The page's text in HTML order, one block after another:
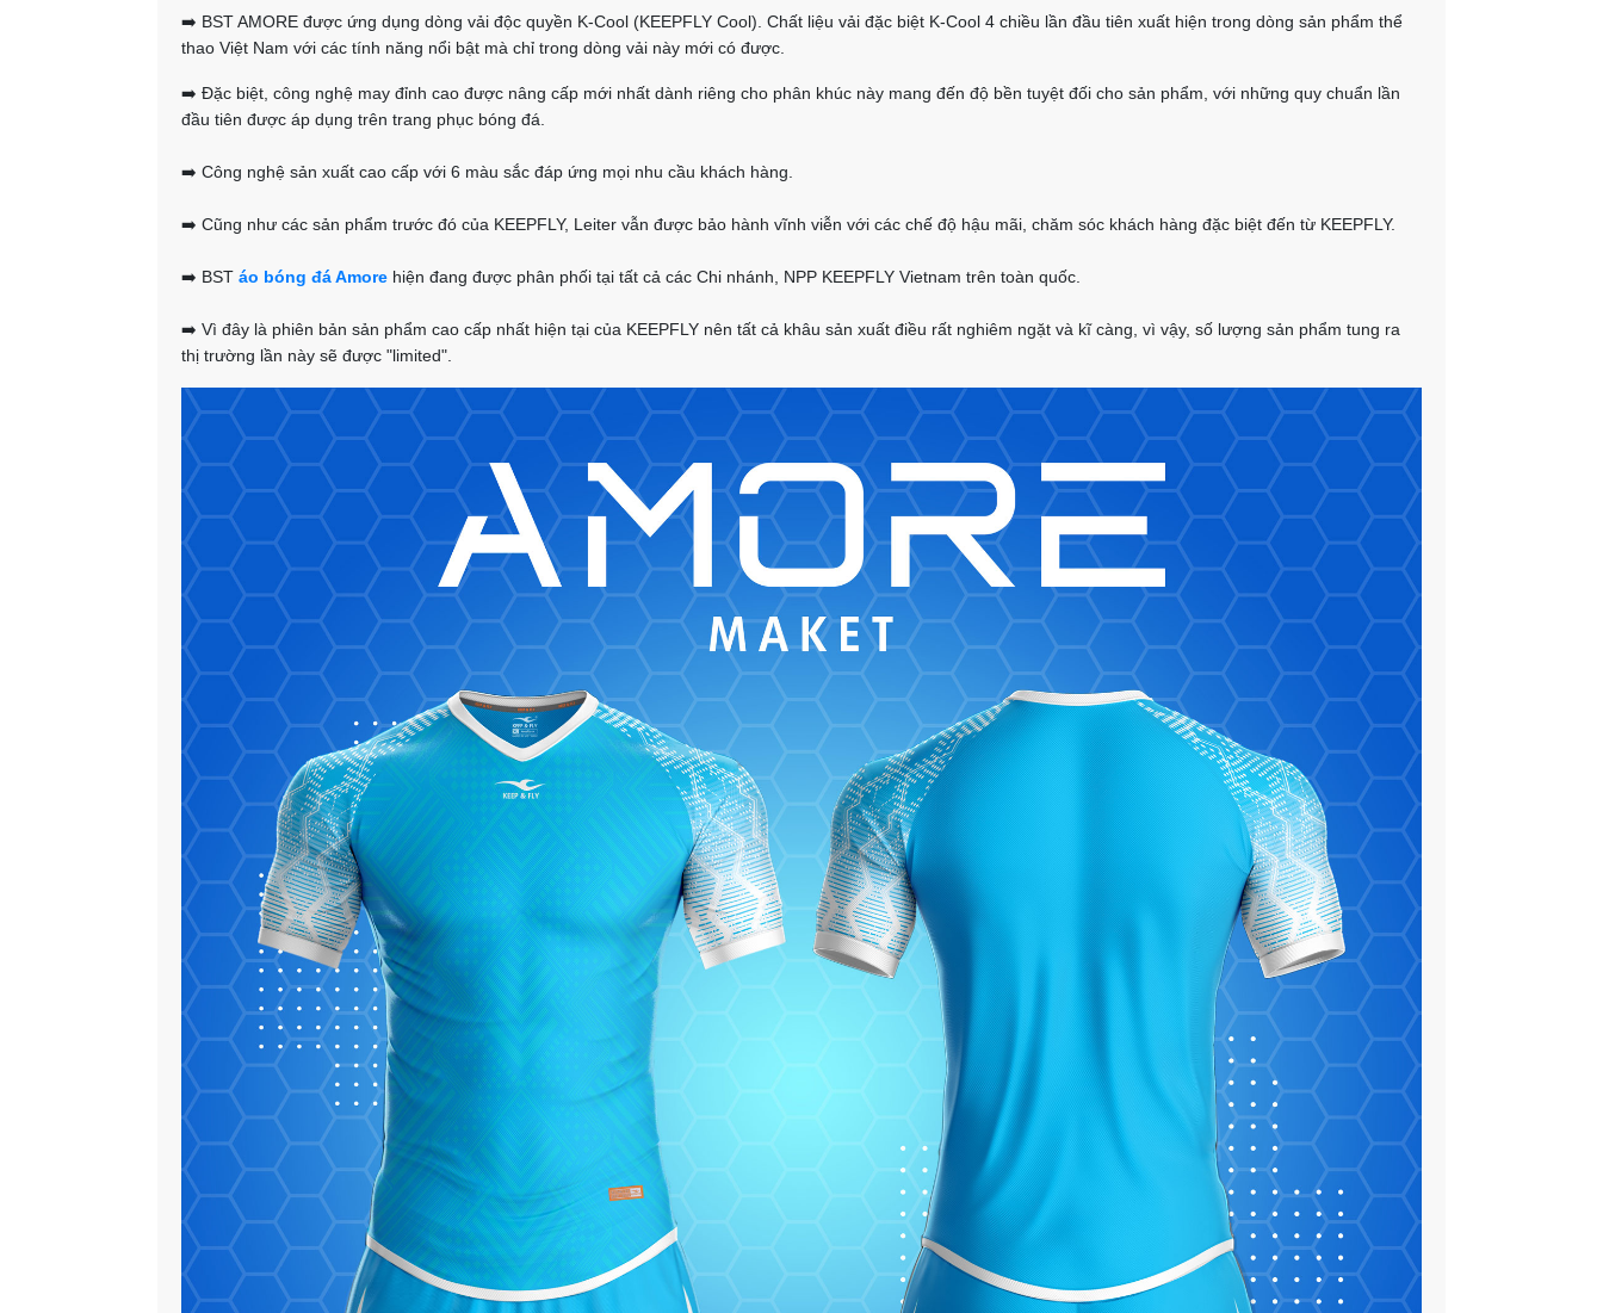
➡️ BST AMORE được ứng dụng dòng vải độc quyền K-Cool (KEEPFLY Cool). Chất liệu vải đặc biệt K-Cool 4 chiều lần đầu tiên xuất hiện trong dòng sản phẩm thể
thao Việt Nam với các tính năng nổi bật mà chỉ trong dòng vải này mới có được.
➡️ Đặc biệt, công nghệ may đỉnh cao được nâng cấp mới nhất dành riêng cho phân khúc này mang đến độ bền tuyệt đối cho sản phẩm, với những quy chuẩn lần
đầu tiên được áp dụng trên trang phục bóng đá.
➡️ Công nghệ sản xuất cao cấp với 6 màu sắc đáp ứng mọi nhu cầu khách hàng.
➡️ Cũng như các sản phẩm trước đó của KEEPFLY, Leiter vẫn được bảo hành vĩnh viễn với các chế độ hậu mãi, chăm sóc khách hàng đặc biệt đến từ KEEPFLY.
➡️ BST áo bóng đá Amore hiện đang được phân phối tại tất cả các Chi nhánh, NPP KEEPFLY Vietnam trên toàn quốc.
➡️ Vì đây là phiên bản sản phẩm cao cấp nhất hiện tại của KEEPFLY nên tất cả khâu sản xuất điều rất nghiêm ngặt và kĩ càng, vì vậy, số lượng sản phẩm tung ra
thị trường lần này sẽ được "limited".